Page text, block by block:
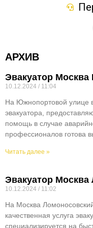
АРХИВ
Эвакуатор
10.12.2024 11:04
На Южнопортовой улице
эвакуатора,
помощь в случае
профессионалов готова
Читать далее »
Эвакуатор Москва
10.12.2024 11:02
На Москва
качественная услуга
специализируется на